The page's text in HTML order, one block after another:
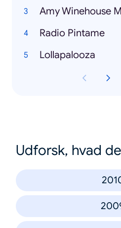
Radio Pintame
Lollapalooza
Udforsk, hvad